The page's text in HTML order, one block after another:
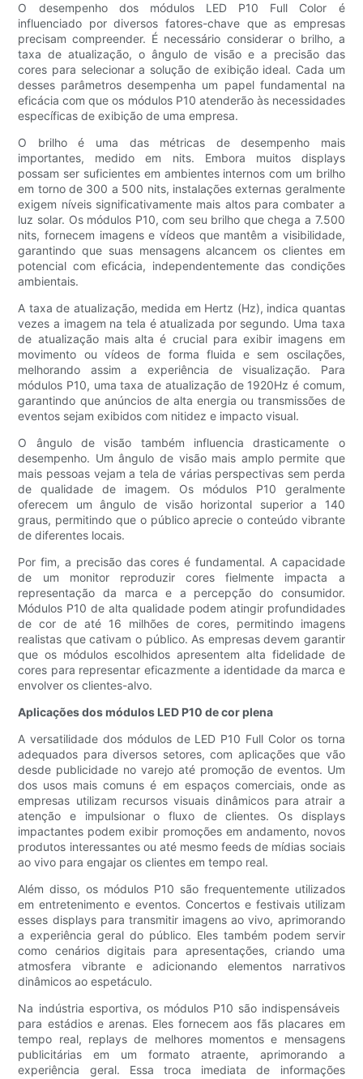
O desempenho dos módulos LED P10 Full Color é
influenciado por diversos fatores-chave que as empresas
precisam compreender. É necessário considerar o brilho, a
taxa de atualização, o ângulo de visão e a precisão das
cores para selecionar a solução de exibição ideal. Cada um
desses parâmetros desempenha um papel fundamental na
eficácia com que os módulos P10 atenderão às necessidades
específicas de exibição de uma empresa.
O brilho é uma das métricas de desempenho mais
importantes, medido em nits. Embora muitos displays
possam ser suficientes em ambientes internos com um brilho
em torno de 300 a 500 nits, instalações externas geralmente
exigem níveis significativamente mais altos para combater a
luz solar. Os módulos P10, com seu brilho que chega a 7.500
nits, fornecem imagens e vídeos que mantêm a visibilidade,
garantindo que suas mensagens alcancem os clientes em
potencial com eficácia, independentemente das condições
ambientais.
A taxa de atualização, medida em Hertz (Hz), indica quantas
vezes a imagem na tela é atualizada por segundo. Uma taxa
de atualização mais alta é crucial para exibir imagens em
movimento ou vídeos de forma fluida e sem oscilações,
melhorando assim a experiência de visualização. Para
módulos P10, uma taxa de atualização de 1920Hz é comum,
garantindo que anúncios de alta energia ou transmissões de
eventos sejam exibidos com nitidez e impacto visual.
O ângulo de visão também influencia drasticamente o
desempenho. Um ângulo de visão mais amplo permite que
mais pessoas vejam a tela de várias perspectivas sem perda
de qualidade de imagem. Os módulos P10 geralmente
oferecem um ângulo de visão horizontal superior a 140
graus, permitindo que o público aprecie o conteúdo vibrante
de diferentes locais.
Por fim, a precisão das cores é fundamental. A capacidade
de um monitor reproduzir cores fielmente impacta a
representação da marca e a percepção do consumidor.
Módulos P10 de alta qualidade podem atingir profundidades
de cor de até 16 milhões de cores, permitindo imagens
realistas que cativam o público. As empresas devem garantir
que os módulos escolhidos apresentem alta fidelidade de
cores para representar eficazmente a identidade da marca e
envolver os clientes-alvo.
Aplicações dos módulos LED P10 de cor plena
A versatilidade dos módulos de LED P10 Full Color os torna
adequados para diversos setores, com aplicações que vão
desde publicidade no varejo até promoção de eventos. Um
dos usos mais comuns é em espaços comerciais, onde as
empresas utilizam recursos visuais dinâmicos para atrair a
atenção e impulsionar o fluxo de clientes. Os displays
impactantes podem exibir promoções em andamento, novos
produtos interessantes ou até mesmo feeds de mídias sociais
ao vivo para engajar os clientes em tempo real.
Além disso, os módulos P10 são frequentemente utilizados
em entretenimento e eventos. Concertos e festivais utilizam
esses displays para transmitir imagens ao vivo, aprimorando
a experiência geral do público. Eles também podem servir
como cenários digitais para apresentações, criando uma
atmosfera vibrante e adicionando elementos narrativos
dinâmicos ao espetáculo.
Na indústria esportiva, os módulos P10 são indispensáveis ​​
para estádios e arenas. Eles fornecem aos fãs placares em
tempo real, replays de melhores momentos e mensagens
publicitárias em um formato atraente, aprimorando a
experiência geral. Essa troca imediata de informações